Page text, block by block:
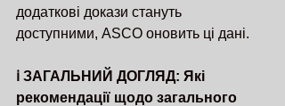
додаткові докази стануть
доступними, ASCO оновить ці дані.
ℹ️ ЗАГАЛЬНИЙ ДОГЛЯД: Які
рекомендації щодо загального